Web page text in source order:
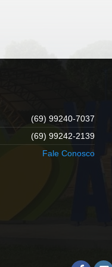
(69) 99240-7037
(69) 99242-2139
Fale Conosco